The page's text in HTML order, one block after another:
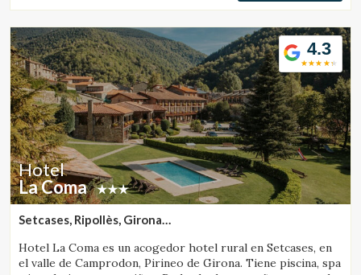
Gestionar mi reserva
4.3
Hotel
La Coma
Setcases, Ripollès, Girona
Hotel La Coma es un acogedor hotel rural en Setcases, en
el valle de Camprodon, Pirineo de Girona. Tiene piscina, spa